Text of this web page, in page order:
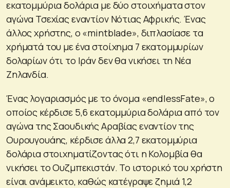
εκατομμύρια δολάρια με δύο στοιχήματα στον
αγώνα Τσεχίας εναντίον Νότιας Αφρικής. Ένας
άλλος χρήστης, ο «mintblade», διπλασίασε τα
χρήματά του με ένα στοίχημα 7 εκατομμυρίων
δολαρίων ότι το Ιράν δεν θα νικήσει τη Νέα
Ζηλανδία.
Ένας λογαριασμός με το όνομα «endlessFate», ο
οποίος κέρδισε 5,6 εκατομμύρια δολάρια από τον
αγώνα της Σαουδικής Αραβίας εναντίον της
Ουρουγουάης, κέρδισε άλλα 2,7 εκατομμύρια
δολάρια στοιχηματίζοντας ότι η Κολομβία θα
νικήσει το Ουζμπεκιστάν. Το ιστορικό του χρήστη
είναι ανάμεικτο, καθώς κατέγραψε ζημιά 1,2